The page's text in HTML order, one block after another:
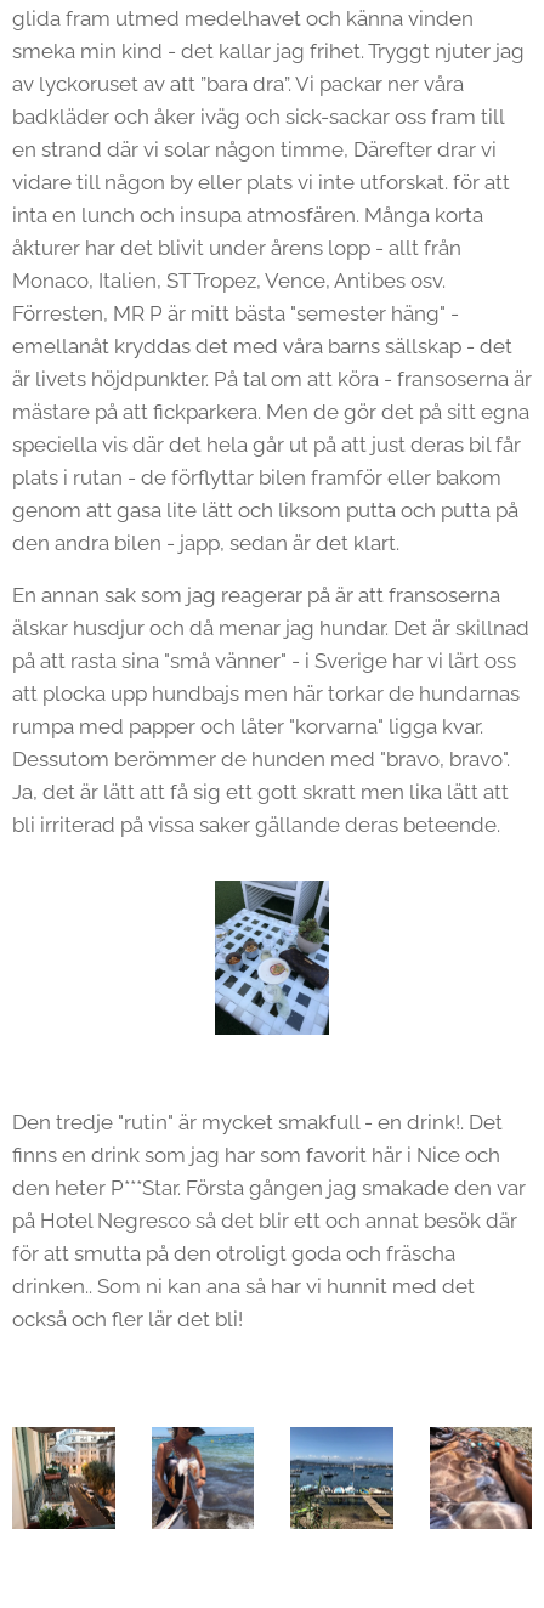
glida fram utmed medelhavet och känna vinden
smeka min kind - det kallar jag frihet. Tryggt njuter jag
av lyckoruset av att ”bara dra”. Vi packar ner våra
badkläder och åker iväg och sick-sackar oss fram till
en strand där vi solar någon timme, Därefter drar vi
vidare till någon by eller plats vi inte utforskat. för att
inta en lunch och insupa atmosfären. Många korta
åkturer har det blivit under årens lopp - allt från
Monaco, Italien, ST Tropez, Vence, Antibes osv.
Förresten, MR P är mitt bästa "semester häng" -
emellanåt kryddas det med våra barns sällskap - det
är livets höjdpunkter. På tal om att köra - fransoserna är
mästare på att fickparkera. Men de gör det på sitt egna
speciella vis där det hela går ut på att just deras bil får
plats i rutan - de förflyttar bilen framför eller bakom
genom att gasa lite lätt och liksom putta och putta på
den andra bilen - japp, sedan är det klart.
En annan sak som jag reagerar på är att fransoserna
älskar husdjur och då menar jag hundar. Det är skillnad
på att rasta sina "små vänner" - i Sverige har vi lärt oss
att plocka upp hundbajs men här torkar de hundarnas
rumpa med papper och låter "korvarna" ligga kvar.
Dessutom berömmer de hunden med "bravo, bravo".
Ja, det är lätt att få sig ett gott skratt men lika lätt att
bli irriterad på vissa saker gällande deras beteende.
Den tredje "rutin" är mycket smakfull - en drink!. Det
finns en drink som jag har som favorit här i Nice och
den heter P***Star. Första gången jag smakade den var
på Hotel Negresco så det blir ett och annat besök där
för att smutta på den otroligt goda och fräscha
drinken.. Som ni kan ana så har vi hunnit med det
också och fler lär det bli!